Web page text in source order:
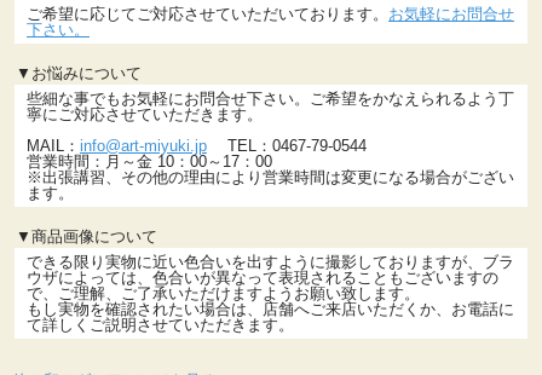
ご希望に応じてご対応させていただいております。 お気軽にお問合せ
下さい。
▼お悩みについて
些細な事でもお気軽にお問合せ下さい。ご希望をかなえられるよう丁
寧にご対応させていただきます。
MAIL： info@art-miyuki.jp TEL：0467-79-0544
営業時間：月～金 10：00～17：00
※出張講習、その他の理由により営業時間は変更になる場合がござい
ます。
▼商品画像について
できる限り実物に近い色合いを出すように撮影しておりますが、ブラ
ウザによっては、色合いが異なって表現されることもございますの
で、ご理解、ご了承いただけますようお願い致します。
もし実物を確認されたい場合は、店舗へご来店いただくか、お電話に
て詳しくご説明させていただきます。